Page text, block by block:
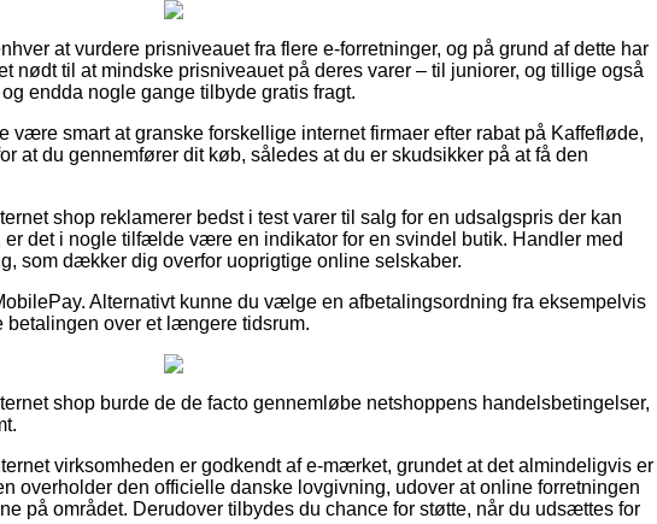
at vurdere prisniveauet fra flere e-forretninger, og på grund af dette har
nødt til at mindske prisniveauet på deres varer – til juniorer, og tillige også
endda nogle gange tilbyde gratis fragt.
være smart at granske forskellige internet firmaer efter rabat på Kaffefløde,
at du gennemfører dit køb, således at du er skudsikker på at få den
shop reklamerer bedst i test varer til salg for en udsalgspris der kan
det i nogle tilfælde være en indikator for en svindel butik. Handler med
som dækker dig overfor uoprigtige online selskaber.
Alternativt kunne du vælge en afbetalingsordning fra eksempelvis
over et længere tidsrum.
shop burde de de facto gennemløbe netshoppens handelsbetingelser,
virksomheden er godkendt af e-mærket, grundet at det almindeligvis er
overholder den officielle danske lovgivning, udover at online forretningen
på området. Derudover tilbydes du chance for støtte, når du udsættes for